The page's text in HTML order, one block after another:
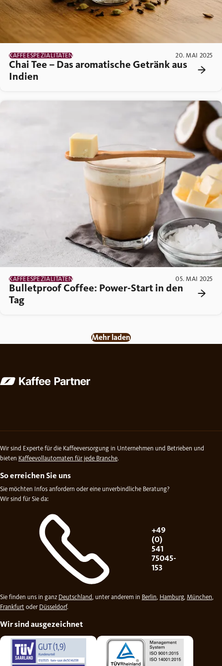
KAFFEESPEZIALITÄTEN 20. MAI 2025
Chai Tee – Das aromatische Getränk aus
Indien
KAFFEESPEZIALITÄTEN 05. MAI 2025
Bulletproof Coffee: Power-Start in den
Tag
Mehr laden
Wir sind Experte für die Kaffeeversorgung in Unternehmen und Betrieben und
bieten Kaffeevollautomaten für jede Branche.
So erreichen Sie uns
Sie möchten Infos anfordern oder eine unverbindliche Beratung?
Wir sind für Sie da:
+49
(0)
541
75045-
153
Sie finden uns in ganz Deutschland, unter anderem in Berlin, Hamburg,München,
Frankfurt oderDüsseldorf.
Wir sind ausgezeichnet